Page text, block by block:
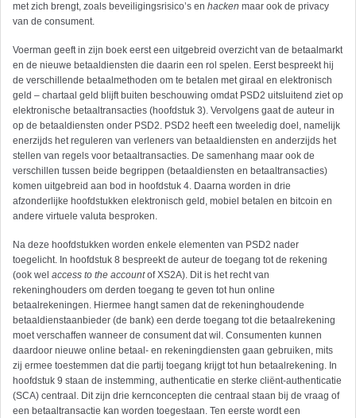
met zich brengt, zoals beveiligingsrisico’s en hacken maar ook de privacy
van de consument.
Voerman geeft in zijn boek eerst een uitgebreid overzicht van de betaalmarkt
en de nieuwe betaaldiensten die daarin een rol spelen. Eerst bespreekt hij
de verschillende betaalmethoden om te betalen met giraal en elektronisch
geld – chartaal geld blijft buiten beschouwing omdat PSD2 uitsluitend ziet op
elektronische betaaltransacties (hoofdstuk 3). Vervolgens gaat de auteur in
op de betaaldiensten onder PSD2. PSD2 heeft een tweeledig doel, namelijk
enerzijds het reguleren van verleners van betaaldiensten en anderzijds het
stellen van regels voor betaaltransacties. De samenhang maar ook de
verschillen tussen beide begrippen (betaaldiensten en betaaltransacties)
komen uitgebreid aan bod in hoofdstuk 4. Daarna worden in drie
afzonderlijke hoofdstukken elektronisch geld, mobiel betalen en bitcoin en
andere vir­tuele valuta besproken.
Na deze hoofdstukken worden enkele elementen van PSD2 nader
toegelicht. In hoofdstuk 8 bespreekt de auteur de toegang tot de rekening
(ook wel access to the accountof XS2A). Dit is het recht van
rekeninghouders om derden toegang te geven tot hun online
betaalrekeningen. Hiermee hangt samen dat de rekeninghoudende
betaaldienstaanbieder (de bank) een derde toegang tot die betaalrekening
moet verschaffen wanneer de consument dat wil. Consumenten kunnen
daardoor nieuwe online betaal- en rekeningdiensten gaan gebruiken, mits
zij ermee toestemmen dat die partij toegang krijgt tot hun betaalrekening. In
hoofdstuk 9 staan de instemming, authenticatie en sterke cliënt-authenticatie
(SCA) centraal. Dit zijn drie kernconcepten die centraal staan bij de vraag of
een betaaltransactie kan worden toegestaan. Ten eerste wordt een